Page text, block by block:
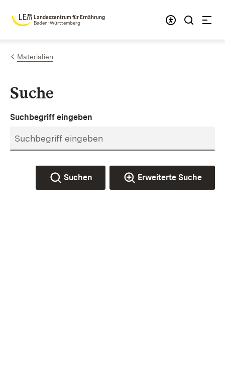
Zum Inhalt springen
Landeszentrum für Ernährung
Baden-Württemberg
Materialien
Suche
Suchbegriff eingeben
Suchen Erweiterte Suche